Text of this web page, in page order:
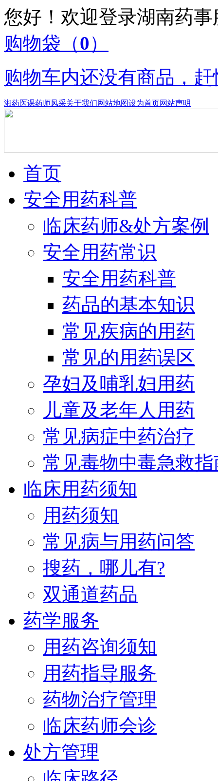
您好！欢迎登录湖南药
购物袋 （0）
购物车内还没有商品，
湘药医课药师风采关于我们网站地图设为首页网站声明
首页
安全用药科普
临床药师&处方案例
安全用药常识
安全用药科普
药品的基本知识
常见疾病的用药
常见的用药误区
孕妇及哺乳妇用药
儿童及老年人用药
常见病症中药治疗
常见毒物中毒急救指
临床用药须知
用药须知
常见病与用药问答
搜药，哪儿有?
双通道药品
药学服务
用药咨询须知
用药指导服务
药物治疗管理
临床药师会诊
处方管理